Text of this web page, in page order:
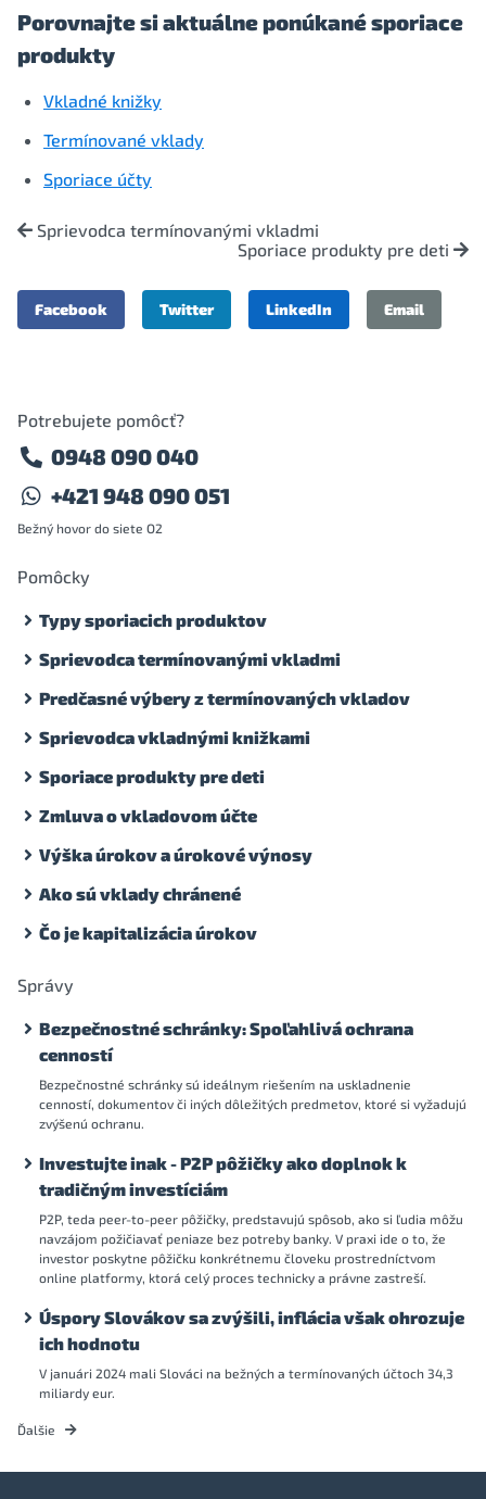
Porovnajte si aktuálne ponúkané sporiace
produkty
Vkladné knižky
Termínované vklady
Sporiace účty
Sprievodca termínovanými vkladmi
Sporiace produkty pre deti
Facebook Twitter LinkedIn Email
Potrebujete pomôcť?
0948 090 040
+421 948 090 051
Bežný hovor do siete O2
Pomôcky
Typy sporiacich produktov
Sprievodca termínovanými vkladmi
Predčasné výbery z termínovaných vkladov
Sprievodca vkladnými knižkami
Sporiace produkty pre deti
Zmluva o vkladovom účte
Výška úrokov a úrokové výnosy
Ako sú vklady chránené
Čo je kapitalizácia úrokov
Správy
Bezpečnostné schránky: Spoľahlivá ochrana
cenností
Bezpečnostné schránky sú ideálnym riešením na uskladnenie
cenností, dokumentov či iných dôležitých predmetov, ktoré si vyžadujú
zvýšenú ochranu.
Investujte inak - P2P pôžičky ako doplnok k
tradičným investíciám
P2P, teda peer-to-peer pôžičky, predstavujú spôsob, ako si ľudia môžu
navzájom požičiavať peniaze bez potreby banky. V praxi ide o to, že
investor poskytne pôžičku konkrétnemu človeku prostredníctvom
online platformy, ktorá celý proces technicky a právne zastreší.
Úspory Slovákov sa zvýšili, inflácia však ohrozuje
ich hodnotu
V januári 2024 mali Slováci na bežných a termínovaných účtoch 34,3
miliardy eur.
Ďalšie